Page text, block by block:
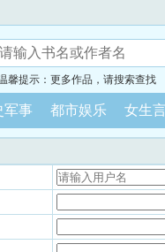
馨提示：更多作品，请搜索查找
军事 都市娱乐 女生